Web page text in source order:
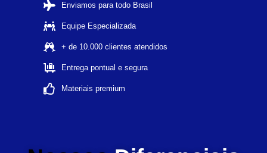
Enviamos para todo Brasil
Equipe Especializada
+ de 10.000 clientes atendidos
Entrega pontual e segura
Materiais premium